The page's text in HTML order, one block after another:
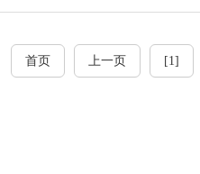
首页 上一页 [1]